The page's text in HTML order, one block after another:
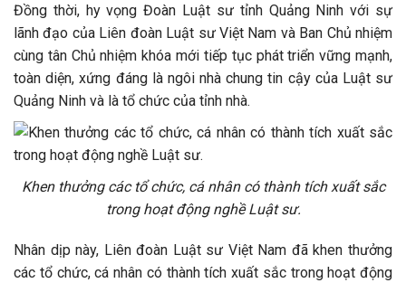
Đồng thời, hy vọng Đoàn Luật sư tỉnh Quảng Ninh với sự
lãnh đạo của Liên đoàn Luật sư Việt Nam và Ban Chủ nhiệm
cùng tân Chủ nhiệm khóa mới tiếp tục phát triển vững mạnh,
toàn diện, xứng đáng là ngôi nhà chung tin cậy của Luật sư
Quảng Ninh và là tổ chức của tỉnh nhà.
Khen thưởng các tổ chức, cá nhân có thành tích xuất sắc
trong hoạt động nghề Luật sư.
Nhân dịp này, Liên đoàn Luật sư Việt Nam đã khen thưởng
các tổ chức, cá nhân có thành tích xuất sắc trong hoạt động